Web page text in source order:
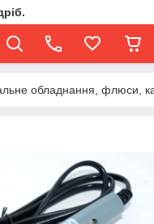
обладнання, флюси,